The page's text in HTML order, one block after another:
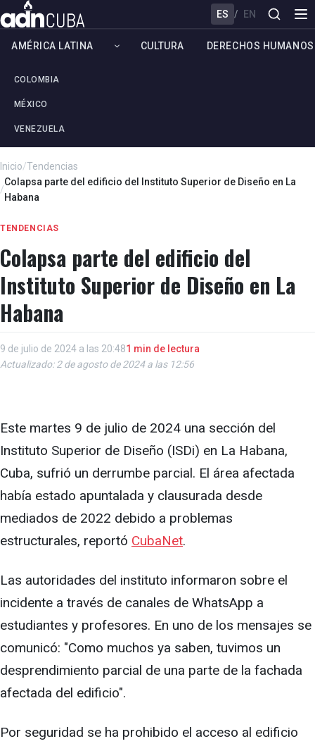
ES / EN
AMÉRICA LATINA
COLOMBIA
MÉXICO
VENEZUELA
CULTURA DERECHOS HUMANOS
Inicio/Tendencias
/
Colapsa parte del edificio del Instituto Superior de Diseño en La
Habana
TENDENCIAS
Colapsa parte del edificio del
Instituto Superior de Diseño en La
Habana
9 de julio de 2024 a las 20:481 min de lectura
Actualizado: 2 de agosto de 2024 a las 12:56
Este martes 9 de julio de 2024 una sección del
Instituto Superior de Diseño (ISDi) en La Habana,
Cuba, sufrió un derrumbe parcial. El área afectada
había estado apuntalada y clausurada desde
mediados de 2022 debido a problemas
estructurales, reportó CubaNet.
Las autoridades del instituto informaron sobre el
incidente a través de canales de WhatsApp a
estudiantes y profesores. En uno de los mensajes se
comunicó: "Como muchos ya saben, tuvimos un
desprendimiento parcial de una parte de la fachada
afectada del edificio".
Por seguridad se ha prohibido el acceso al edificio